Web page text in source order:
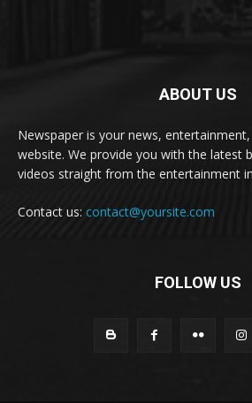
ABOUT US
Newspaper is your news,
website. We provide you with the latest
videos straight from the entertainment
Contact us: contact@yoursite.com
FOLLOW US